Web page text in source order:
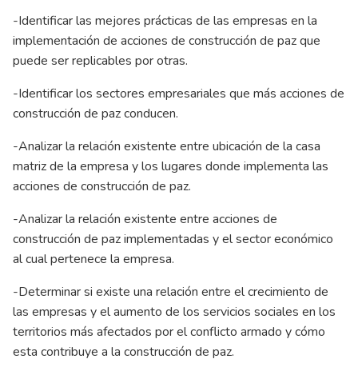
-Identificar las mejores prácticas de las empresas en la
implementación de acciones de construcción de paz que
puede ser replicables por otras.
-Identificar los sectores empresariales que más acciones de
construcción de paz conducen.
-Analizar la relación existente entre ubicación de la casa
matriz de la empresa y los lugares donde implementa las
acciones de construcción de paz.
-Analizar la relación existente entre acciones de
construcción de paz implementadas y el sector económico
al cual pertenece la empresa.
-Determinar si existe una relación entre el crecimiento de
las empresas y el aumento de los servicios sociales en los
territorios más afectados por el conflicto armado y cómo
esta contribuye a la construcción de paz.